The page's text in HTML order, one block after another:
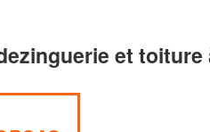
et toiture